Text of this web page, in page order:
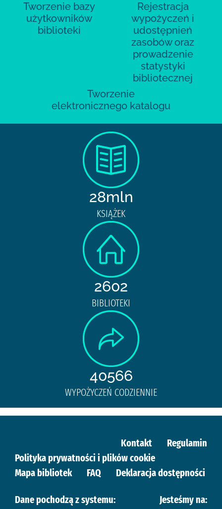
Tworzenie bazy
użytkowników
biblioteki
Rejestracja
wypożyczeń i
udostępnień
zasobów oraz
prowadzenie
statystyki
bibliotecznej
Tworzenie
elektronicznego katalogu
28mln
KSIĄŻEK
2602
BIBLIOTEKI
40566
WYPOŻYCZEŃ CODZIENNIE
Kontakt
Regulamin
Polityka prywatności i plików cookie
Mapa bibliotek
FAQ Deklaracja dostępności
Dane pochodzą z systemu: Jesteśmy na: